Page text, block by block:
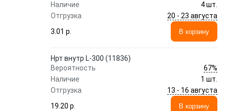
Наличие
4 шт.
Отгрузка
20 - 23 августа
3.01 p.
В корзину
Нрт внутр L-300 (11836)
Вероятность
67%
Наличие
1 шт.
Отгрузка
13 - 16 августа
19.20 p.
В корзину